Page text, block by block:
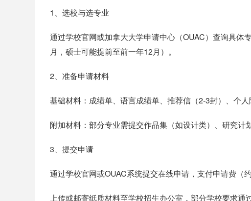
1、选校与选专业
通过学校官网或加拿大大学申请中心（OUAC）查询具
月，硕士可能提前至前一年12月）。
2、准备申请材料
基础材料：成绩单、语言成绩单、推荐信（2-3封）、个
附加材料：部分专业需提交作品集（如设计类）、研究计
3、提交申请
通过学校官网或OUAC系统提交在线申请，支付申请费（
上传或邮寄纸质材料至学校招生办公室，部分学校要求通